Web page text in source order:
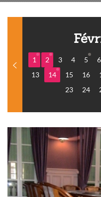
1 2 3 4 5 6
13
14 15 16
23
24